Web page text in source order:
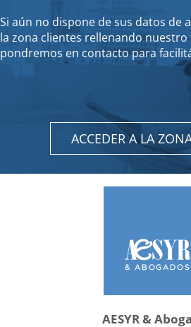
Si aún no dispone de sus datos de
la zona clientes rellenando
pondremos en contacto para
ACCEDER A LA
AESYR &